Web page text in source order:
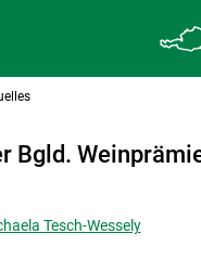
Bgld.
Tesch-Wessely